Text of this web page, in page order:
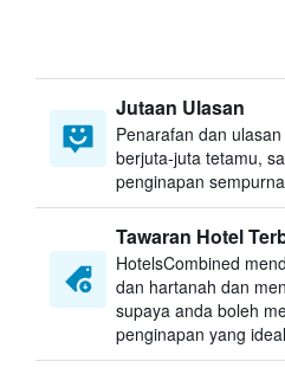
Jutaan Ulasan
Penarafan dan
berjuta-juta tetamu,
penginapan
Tawaran Hotel
HotelsCombined
dan hartanah dan
supaya anda boleh
penginapan yang